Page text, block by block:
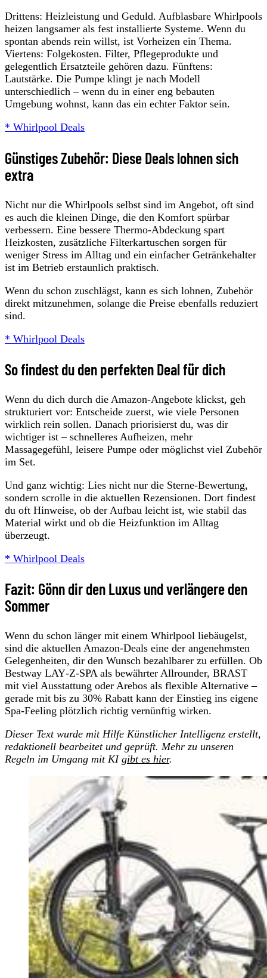
Drittens: Heizleistung und Geduld. Aufblasbare Whirlpools
heizen langsamer als fest installierte Systeme. Wenn du
spontan abends rein willst, ist Vorheizen ein Thema.
Viertens: Folgekosten. Filter, Pflegeprodukte und
gelegentlich Ersatzteile gehören dazu. Fünftens:
Lautstärke. Die Pumpe klingt je nach Modell
unterschiedlich – wenn du in einer eng bebauten
Umgebung wohnst, kann das ein echter Faktor sein.
* Whirlpool Deals
Günstiges Zubehör: Diese Deals lohnen sich
extra
Nicht nur die Whirlpools selbst sind im Angebot, oft sind
es auch die kleinen Dinge, die den Komfort spürbar
verbessern. Eine bessere Thermo-Abdeckung spart
Heizkosten, zusätzliche Filterkartuschen sorgen für
weniger Stress im Alltag und ein einfacher Getränkehalter
ist im Betrieb erstaunlich praktisch.
Wenn du schon zuschlägst, kann es sich lohnen, Zubehör
direkt mitzunehmen, solange die Preise ebenfalls reduziert
sind.
* Whirlpool Deals
So findest du den perfekten Deal für dich
Wenn du dich durch die Amazon-Angebote klickst, geh
strukturiert vor: Entscheide zuerst, wie viele Personen
wirklich rein sollen. Danach priorisierst du, was dir
wichtiger ist – schnelleres Aufheizen, mehr
Massagegefühl, leisere Pumpe oder möglichst viel Zubehör
im Set.
Und ganz wichtig: Lies nicht nur die Sterne-Bewertung,
sondern scrolle in die aktuellen Rezensionen. Dort findest
du oft Hinweise, ob der Aufbau leicht ist, wie stabil das
Material wirkt und ob die Heizfunktion im Alltag
überzeugt.
* Whirlpool Deals
Fazit: Gönn dir den Luxus und verlängere den
Sommer
Wenn du schon länger mit einem Whirlpool liebäugelst,
sind die aktuellen Amazon-Deals eine der angenehmsten
Gelegenheiten, dir den Wunsch bezahlbarer zu erfüllen. Ob
Bestway LAY‑Z‑SPA als bewährter Allrounder, BRAST
mit viel Ausstattung oder Arebos als flexible Alternative –
gerade mit bis zu 30% Rabatt kann der Einstieg ins eigene
Spa-Feeling plötzlich richtig vernünftig wirken.
Dieser Text wurde mit Hilfe Künstlicher Intelligenz erstellt,
redaktionell bearbeitet und geprüft. Mehr zu unseren
Regeln im Umgang mit KI gibt es hier.